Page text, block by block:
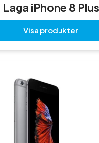
Laga iPhone 8 Plus
Visa produkter